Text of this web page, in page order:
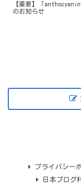
【重要】「
のお知らせ
プライバシー
日本ブログ